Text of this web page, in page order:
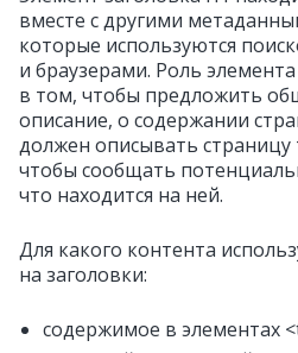
вместе с другими
которые используются
и браузерами. Роль
в том, чтобы предложить
описание, о содержании
должен описывать
чтобы сообщать
что находится на ней.
Для какого контента
на заголовки:
содержимое в элементах